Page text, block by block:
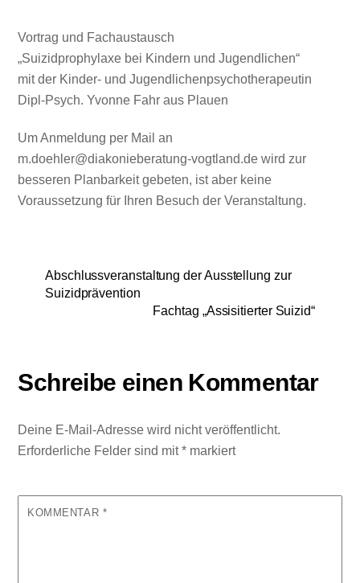
Vortrag und Fachaustausch
„Suizidprophylaxe bei Kindern und Jugendlichen“
mit der Kinder- und Jugendlichenpsychotherapeutin
Dipl-Psych. Yvonne Fahr aus Plauen
Um Anmeldung per Mail an
m.doehler@diakonieberatung-vogtland.de wird zur
besseren Planbarkeit gebeten, ist aber keine
Voraussetzung für Ihren Besuch der Veranstaltung.
Abschlussveranstaltung der Ausstellung zur
Suizidprävention
Fachtag „Assisitierter Suizid“
Schreibe einen Kommentar
Deine E-Mail-Adresse wird nicht veröffentlicht.
Erforderliche Felder sind mit* markiert
KOMMENTAR *